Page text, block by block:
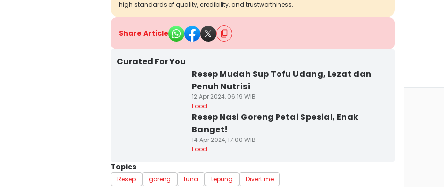
high standards of quality, credibility, and trustworthiness.
Share Article
Curated For You
Resep Mudah Sup Tofu Udang, Lezat dan
Penuh Nutrisi
12 Apr 2024, 06:19 WIB
Food
Resep Nasi Goreng Petai Spesial, Enak
Banget!
14 Apr 2024, 17:00 WIB
Food
Topics
Resep goreng tuna tepung Divert me